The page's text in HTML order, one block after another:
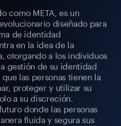
como META, es un
diseñado para
de identidad
en la idea de la
otorgando a los individuos
gestión de su identidad
las personas tienen la
proteger y utilizar su
a su discreción.
donde las personas
fluida y segura sus